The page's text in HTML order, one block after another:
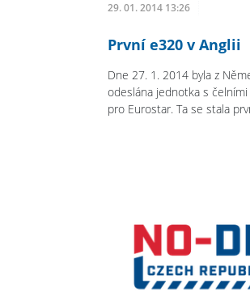
29. 01. 2014 13:26
První e320 v Anglii
Dne 27. 1. 2014 byla z
odeslána jednotka s
pro Eurostar. Ta se stala